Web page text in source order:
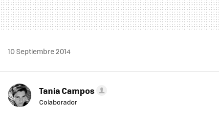
10 Septiembre 2014
Tania Campos
Colaborador